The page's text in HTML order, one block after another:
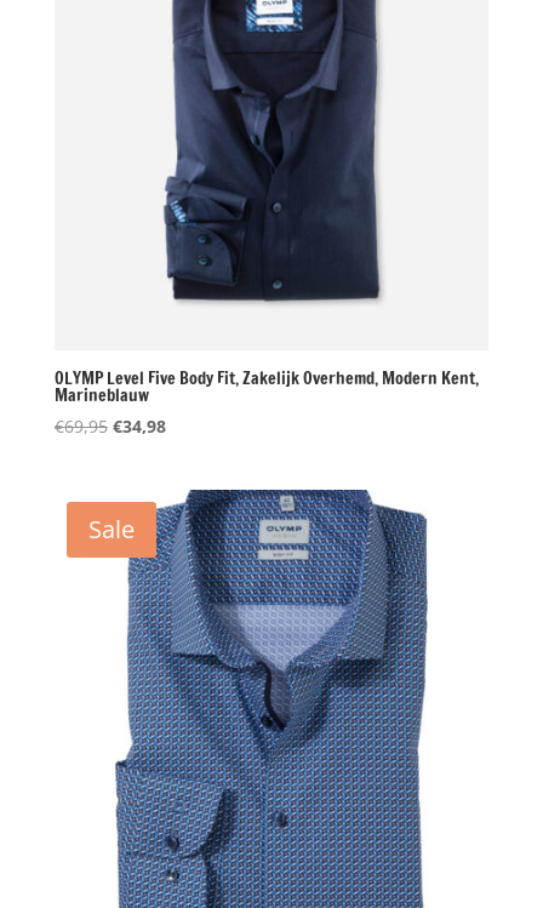
OLYMP Level Five Body Fit, Zakelijk Overhemd, Modern Kent,
Marineblauw
€69,95 Oorspronkelijke
€69,95.
€34,98Huidige
€34,98.
Sale